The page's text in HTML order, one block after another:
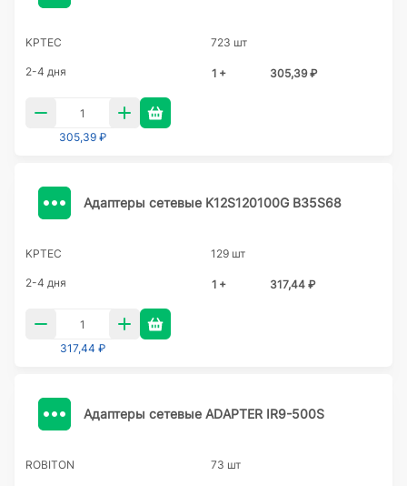
KPTEC 723 шт
2-4 дня 1 + 305,39 ₽
305,39 ₽
Адаптеры сетевые K12S120100G B35S68
KPTEC 129 шт
2-4 дня 1 + 317,44 ₽
317,44 ₽
Адаптеры сетевые ADAPTER IR9-500S
ROBITON 73 шт